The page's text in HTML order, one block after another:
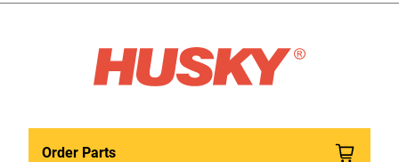
Order Parts